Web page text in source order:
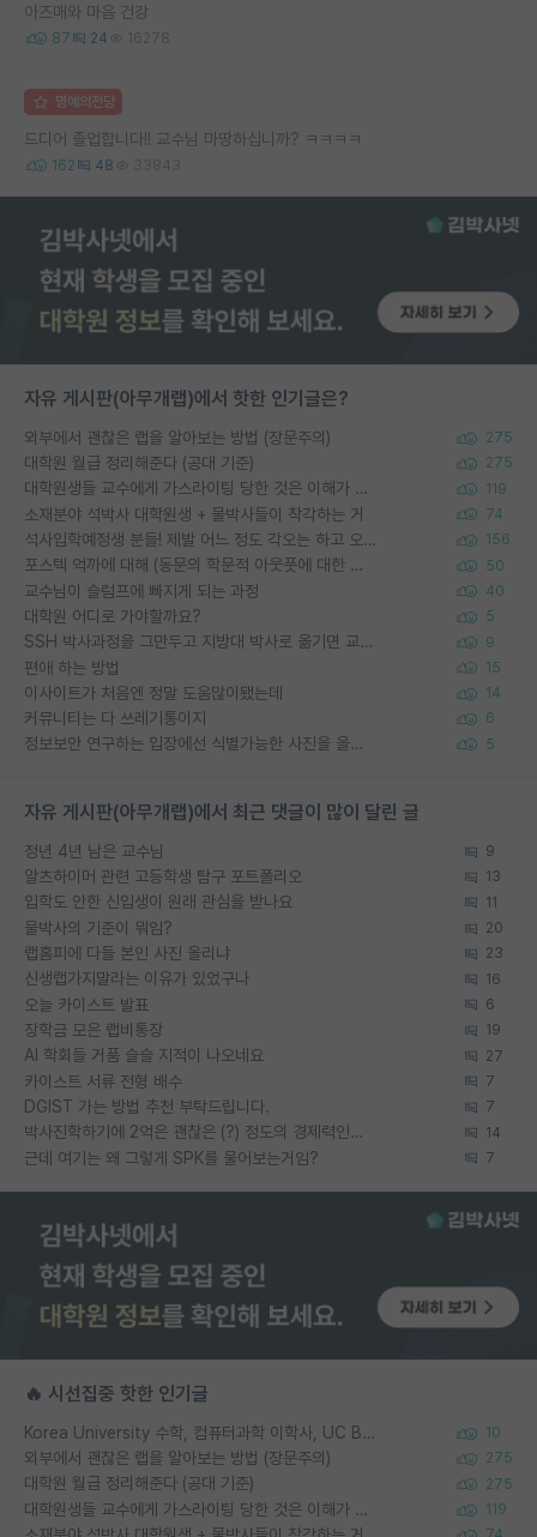
아즈매와 마음 건강
87 24 16278
명예의전당
드디어 졸업합니다!! 교수님 마땅하십니까? ㅋㅋㅋㅋ
162 48 33843
자유 게시판(아무개랩)에서 핫한 인기글은?
외부에서 괜찮은 랩을 알아보는 방법 (장문주의) 275
대학원 월급 정리해준다 (공대 기준) 275
대학원생들 교수에게 가스라이팅 당한 것은 이해가 갑니다. 안타깝네요. 119
소재분야 석박사 대학원생 + 물박사들이 착각하는 거 74
석사입학예정생 분들! 제발 어느 정도 각오는 하고 오세요. 156
포스텍 억까에 대해 (동문의 학문적 아웃풋에 대한 반박) 50
교수님이 슬럼프에 빠지게 되는 과정 40
대학원 어디로 가야할까요? 5
SSH 박사과정을 그만두고 지방대 박사로 옮기면 교수의 꿈은 끝일까요? 9
편애 하는 방법 15
이사이트가 처음엔 정말 도움많이됐는데 14
커뮤니티는 다 쓰레기통이지 6
정보보안 연구하는 입장에선 식별가능한 사진을 올리는건 비추이긴함 5
자유 게시판(아무개랩)에서 최근 댓글이 많이 달린 글
정년 4년 남은 교수님 9
알츠하이머 관련 고등학생 탐구 포트폴리오 13
입학도 안한 신입생이 원래 관심을 받나요 11
물박사의 기준이 뭐임? 20
랩홈피에 다들 본인 사진 올리냐 23
신생랩가지말라는 이유가 있었구나 16
오늘 카이스트 발표 6
장학금 모은 랩비통장 19
AI 학회들 거품 슬슬 지적이 나오네요 27
카이스트 서류 전형 배수 7
DGIST 가는 방법 추천 부탁드립니다. 7
박사진학하기에 2억은 괜찮은 (?) 정도의 경제력인가요 14
근데 여기는 왜 그렇게 SPK를 물어보는거임? 7
🔥 시선집중 핫한 인기글
Korea University 수학, 컴퓨터과학 이학사, UC Berkeley 산업공학 대학원 공학박사가 되는 것은 쉽지 않겠죠? 10
외부에서 괜찮은 랩을 알아보는 방법 (장문주의) 275
대학원 월급 정리해준다 (공대 기준) 275
대학원생들 교수에게 가스라이팅 당한 것은 이해가 갑니다. 안타깝네요. 119